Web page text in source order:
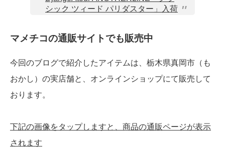
シック ツィード パリダスター」入荷
マメチコの通販サイトでも販売中
今回のブログで紹介したアイテムは、栃木県真岡市（も
おかし）の実店舗と、オンラインショップにて販売して
おります。
下記の画像をタップしますと、商品の通販ページが表示
されます